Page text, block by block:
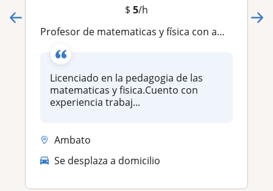
$ 5/h
profesor de matematicas y física con ampli experiencia en la esnseñanza
Licenciado en la pedagogia de las
matematicas y fisica.Cuento con
experiencia trabaj...
Ambato
Se desplaza a domicilio